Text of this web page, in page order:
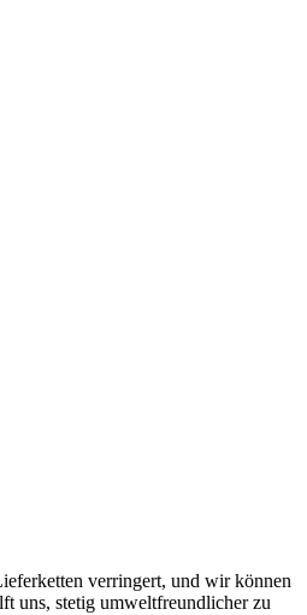
verringert, und wir können
uns, stetig umweltfreundlicher zu